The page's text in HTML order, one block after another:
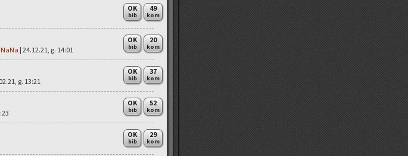
49
kom
OK
bib
NaNa | 24.12.21, g. 14:01
20
kom
OK
bib
g. 13:21
37
kom
OK
bib
52
kom
OK
bib
29
kom
OK
bib